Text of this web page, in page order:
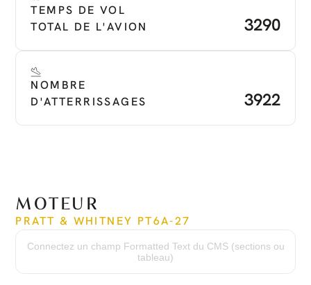
TEMPS DE VOL
TOTAL DE L'AVION
3290
NOMBRE
D'ATTERRISSAGES
3922
MOTEUR
PRATT & WHITNEY PT6A-27
3290
Temps depuis la révision
Connectez un champ Formatted Text du CMS (sections ou
tableau)